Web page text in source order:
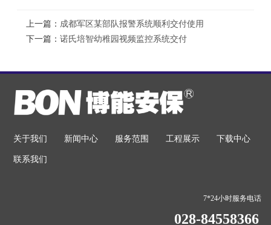
上一篇： 成都军区某部队报警系统顺利交付使用
下一篇： 诺氏培智幼稚园视频监控系统交付
关于我们 新闻中心 服务范围 工程展示 下载中心
联系我们
7*24小时服务电话
028-84558366